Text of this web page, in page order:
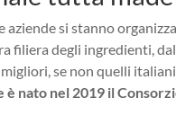
aziende si stanno
filiera degli ingredienti,
se non quelli
nato nel 2019 il